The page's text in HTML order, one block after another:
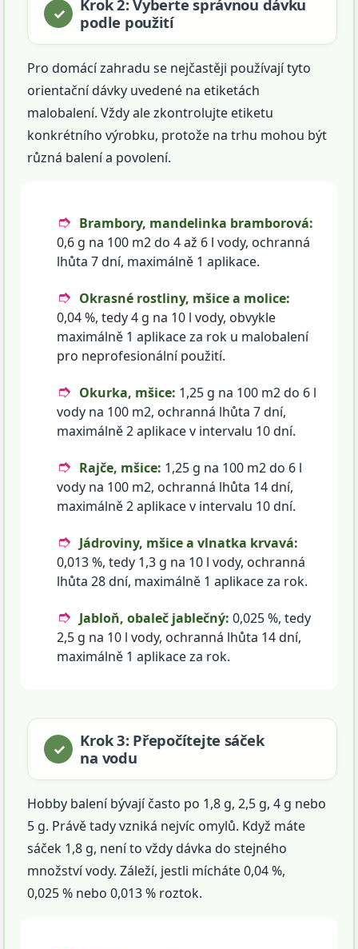
Krok 2: Vyberte správnou dávku
podle použití
Pro domácí zahradu se nejčastěji používají tyto
orientační dávky uvedené na etiketách
malobalení. Vždy ale zkontrolujte etiketu
konkrétního výrobku, protože na trhu mohou být
různá balení a povolení.
Brambory, mandelinka bramborová:
0,6 g na 100 m2 do 4 až 6 l vody, ochranná
lhůta 7 dní, maximálně 1 aplikace.
Okrasné rostliny, mšice a molice:
0,04 %, tedy 4 g na 10 l vody, obvykle
maximálně 1 aplikace za rok u malobalení
pro neprofesionální použití.
Okurka, mšice: 1,25 g na 100 m2 do 6 l
vody na 100 m2, ochranná lhůta 7 dní,
maximálně 2 aplikace v intervalu 10 dní.
Rajče, mšice: 1,25 g na 100 m2 do 6 l
vody na 100 m2, ochranná lhůta 14 dní,
maximálně 2 aplikace v intervalu 10 dní.
Jádroviny, mšice a vlnatka krvavá:
0,013 %, tedy 1,3 g na 10 l vody, ochranná
lhůta 28 dní, maximálně 1 aplikace za rok.
Jabloň, obaleč jablečný: 0,025 %, tedy
2,5 g na 10 l vody, ochranná lhůta 14 dní,
maximálně 1 aplikace za rok.
Krok 3: Přepočítejte sáček
na vodu
Hobby balení bývají často po 1,8 g, 2,5 g, 4 g nebo
5 g. Právě tady vzniká nejvíc omylů. Když máte
sáček 1,8 g, není to vždy dávka do stejného
množství vody. Záleží, jestli mícháte 0,04 %,
0,025 % nebo 0,013 % roztok.